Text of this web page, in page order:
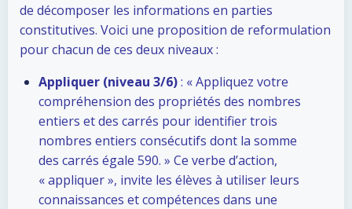
de décomposer les informations en parties
constitutives. Voici une proposition de reformulation
pour chacun de ces deux niveaux :
Appliquer (niveau 3/6): « Appliquez votre
compréhension des propriétés des nombres
entiers et des carrés pour identifier trois
nombres entiers consécutifs dont la somme
des carrés égale 590. » Ce verbe d’action,
« appliquer », invite les élèves à utiliser leurs
connaissances et compétences dans une